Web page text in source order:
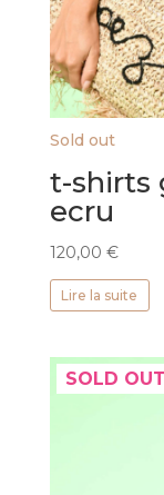
Sold out
t-shirts
ecru
120,00 €
Lire la suite
SOLD OUT